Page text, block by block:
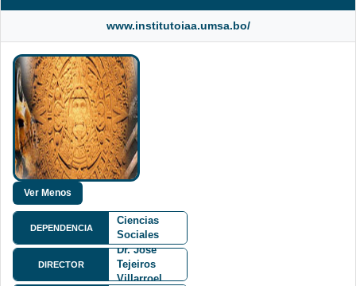
www.institutoiaa.umsa.bo/
DEPENDENCIA
Ciencias
Sociales
FCS
DIRECTOR
Dr. José
Tejeiros
Villarroel